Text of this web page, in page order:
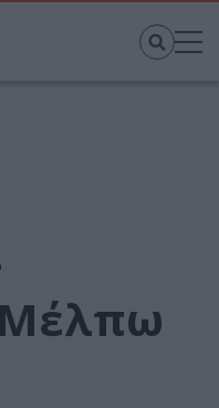
Μέλπω